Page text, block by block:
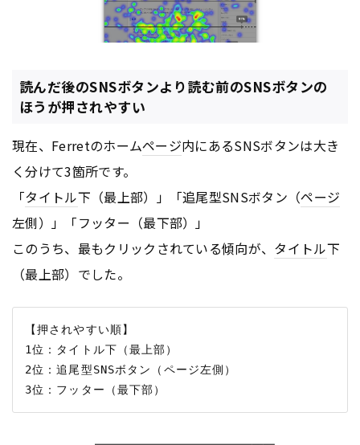
読んだ後のSNSボタンより読む前のSNSボタンの
ほうが押されやすい
現在、Ferretのホームページ内にあるSNSボタンは大き
く分けて3箇所です。
「タイトル下（最上部）」「追尾型SNSボタン（ページ
左側）」「フッター（最下部）」
このうち、最もクリックされている傾向が、 タイトル下
（最上部）でした。
【押されやすい順】
1位：タイトル下（最上部）
2位：追尾型SNSボタン（ページ左側）